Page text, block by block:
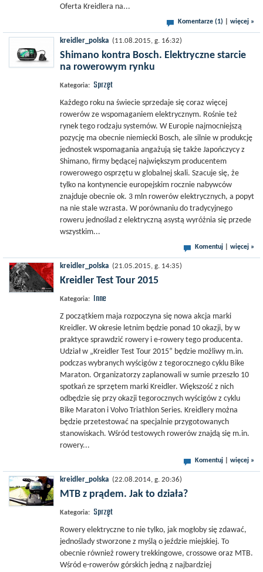
Oferta Kreidlera na...
Komentarze (1) więcej »
kreidler_polska (11.08.2015, g. 16:32)
Shimano kontra Bosch. Elektryczne starcie
na rowerowym rynku
Kategoria: Sprzęt
Każdego roku na świecie sprzedaje się coraz więcej
rowerów ze wspomaganiem elektrycznym. Rośnie też
rynek tego rodzaju systemów. W Europie najmocniejszą
pozycję ma obecnie niemiecki Bosch, ale silnie w produkcję
jednostek wspomagania angażują się także Japończycy z
Shimano, firmy będącej największym producentem
rowerowego osprzętu w globalnej skali. Szacuje się, że
tylko na kontynencie europejskim rocznie nabywców
znajduje obecnie ok. 3 mln rowerów elektrycznych, a popyt
na nie stale wzrasta. W porównaniu do tradycyjnego
roweru jednoślad z elektryczną asystą wyróżnia się przede
wszystkim...
Komentuj więcej »
kreidler_polska (21.05.2015, g. 14:35)
Kreidler Test Tour 2015
Kategoria: Inne
Z początkiem maja rozpoczyna się nowa akcja marki
Kreidler. W okresie letnim będzie ponad 10 okazji, by w
praktyce sprawdzić rowery i e-rowery tego producenta.
Udział w „Kreidler Test Tour 2015” będzie możliwy m.in.
podczas wybranych wyścigów z tegorocznego cyklu Bike
Maraton. Organizatorzy zaplanowali w sumie przeszło 10
spotkań ze sprzętem marki Kreidler. Większość z nich
odbędzie się przy okazji tegorocznych wyścigów z cyklu
Bike Maraton i Volvo Triathlon Series. Kreidlery można
będzie przetestować na specjalnie przygotowanych
stanowiskach. Wśród testowych rowerów znajdą się m.in.
rowery...
Komentuj więcej »
kreidler_polska (22.08.2014, g. 20:36)
MTB z prądem. Jak to działa?
Kategoria: Sprzęt
Rowery elektryczne to nie tylko, jak mogłoby się zdawać,
jednoślady stworzone z myślą o jeździe miejskiej. To
obecnie również rowery trekkingowe, crossowe oraz MTB.
Wśród e-rowerów górskich jedną z najbardziej